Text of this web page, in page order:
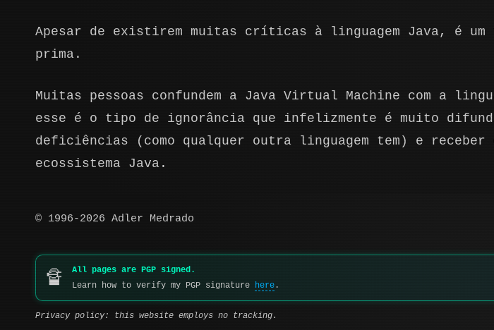
Apesar de existirem muitas críticas à linguagem Java, é
prima.
Muitas pessoas confundem a Java Virtual Machine com a
esse é o tipo de ignorância que infelizmente é muito
deficiências (como qualquer outra linguagem tem) e
ecossistema Java.
© 1996-2026 Adler Medrado
🔏
All pages are PGP signed.
Learn how to verify my PGP signature here .
Privacy policy: this website employs no tracking.